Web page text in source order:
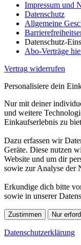
Impressum und
Datenschutz
Allgemeine
Datenschutz-
Abo-Verträge
Vertrag widerrufen
Personalisiere dein
Nur mit deiner
und weitere
Einkaufserlebnis zu
Dazu erfassen wir
Geräte. Diese nutzen
Website und um dir
sowie zur Analyse der
Erkundige dich bitte
sowie in unserer
Zustimmen Nur
Datenschutzerklärung